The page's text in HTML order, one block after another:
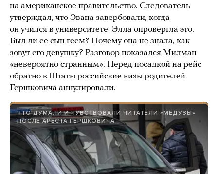
на американское правительство. Следователь
утверждал, что Эвана завербовали, когда
он учился в университете. Элла опровергла это.
Был ли ее сын геем? Почему она не знала, как
зовут его девушку? Разговор показался Милман
«невероятно странным». Перед посадкой на рейс
обратно в Штаты российские визы родителей
Гершковича аннулировали.
ЧТО ДУМАЛИ И ЧУВСТВОВАЛИ ЧИТАТЕЛИ «МЕДУЗЫ»
ПОСЛЕ АРЕСТА ГЕРШКОВИЧА